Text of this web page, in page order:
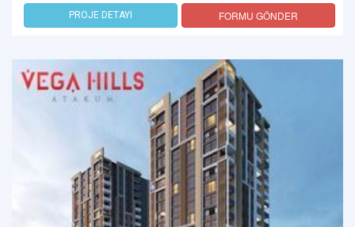
PROJE DETAYI FORMU GÖNDER